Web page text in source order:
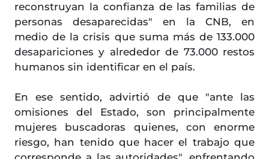
reconstruyan la confianza de las familias de
personas desaparecidas" en la CNB, en
medio de la crisis que suma más de 133.000
desapariciones y alrededor de 73.000 restos
humanos sin identificar en el país.
En ese sentido, advirtió de que "ante las
omisiones del Estado, son principalmente
mujeres buscadoras quienes, con enorme
riesgo, han tenido que hacer el trabajo que